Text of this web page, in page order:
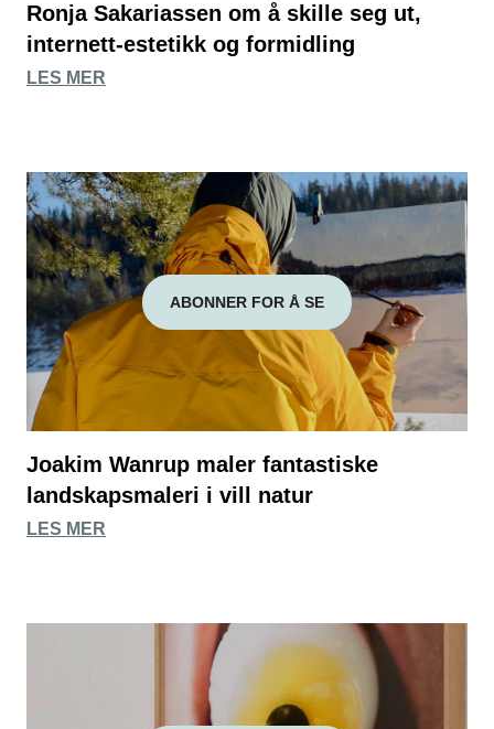
Ronja Sakariassen om å skille seg ut,
internett-estetikk og formidling
LES MER
ABONNER FOR Å SE
Joakim Wanrup maler fantastiske
landskapsmaleri i vill natur
LES MER